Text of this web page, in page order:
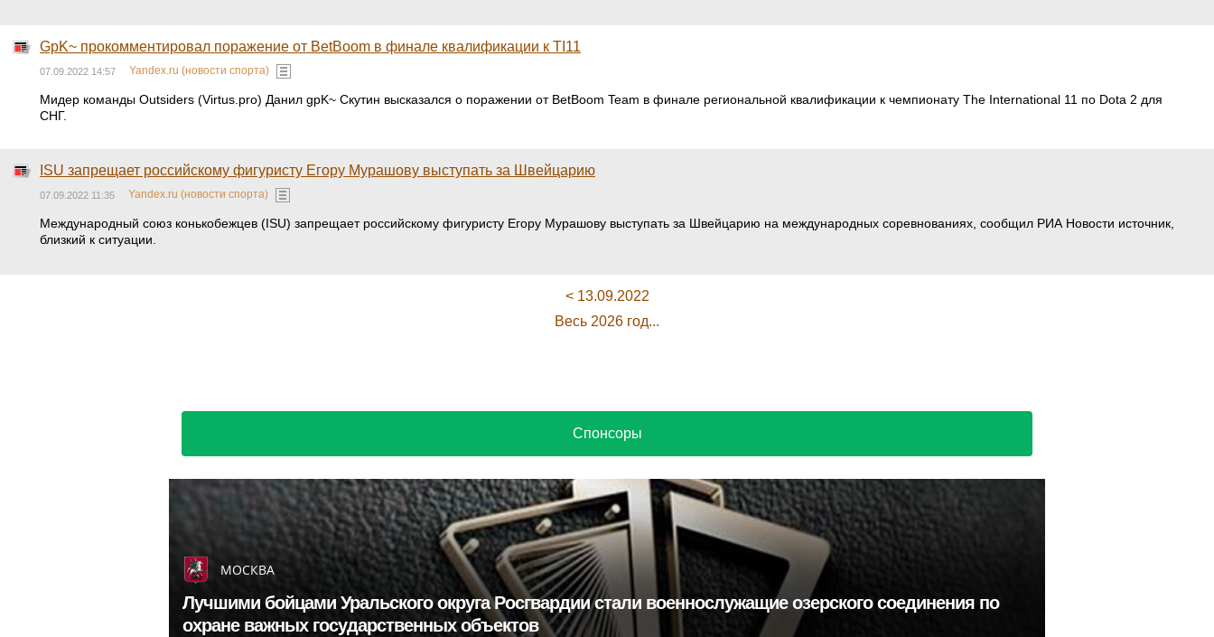
GpK~ прокомментировал поражение от BetBoom в финале квалификации к TI11
07.09.2022 14:57 Yandex.ru (новости спорта)
Мидер команды Outsiders (Virtus.pro) Данил gpK~ Скутин высказался о поражении от BetBoom Team в финале региональной квалификации к чемпионату The International 11 по Dota 2 для
СНГ.
ISU запрещает российскому фигуристу Егору Мурашову выступать за Швейцарию
07.09.2022 11:35 Yandex.ru (новости спорта)
Международный союз конькобежцев (ISU) запрещает российскому фигуристу Егору Мурашову выступать за Швейцарию на международных соревнованиях, сообщил РИА Новости источник,
близкий к ситуации.
< 13.09.2022
Весь 2026 год...
Спонсоры
МОСКВА
Лучшими бойцами Уральского округа Росгвардии стали военнослужащие озерского соединения по
охране важных государственных объектов